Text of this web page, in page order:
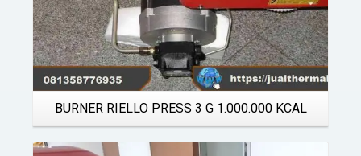
BURNER RIELLO PRESS 3 G 1.000.000 KCAL